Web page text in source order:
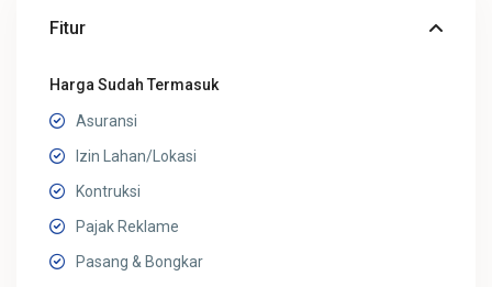
Fitur
Harga Sudah Termasuk
Asuransi
Izin Lahan/Lokasi
Kontruksi
Pajak Reklame
Pasang & Bongkar